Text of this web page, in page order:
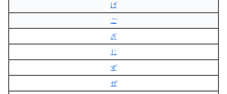
げ
ご
ざ
じ
ず
ぜ